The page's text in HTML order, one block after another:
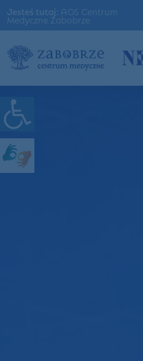
Jesteś tutaj: AOS Centrum
Medyczne Zabobrze